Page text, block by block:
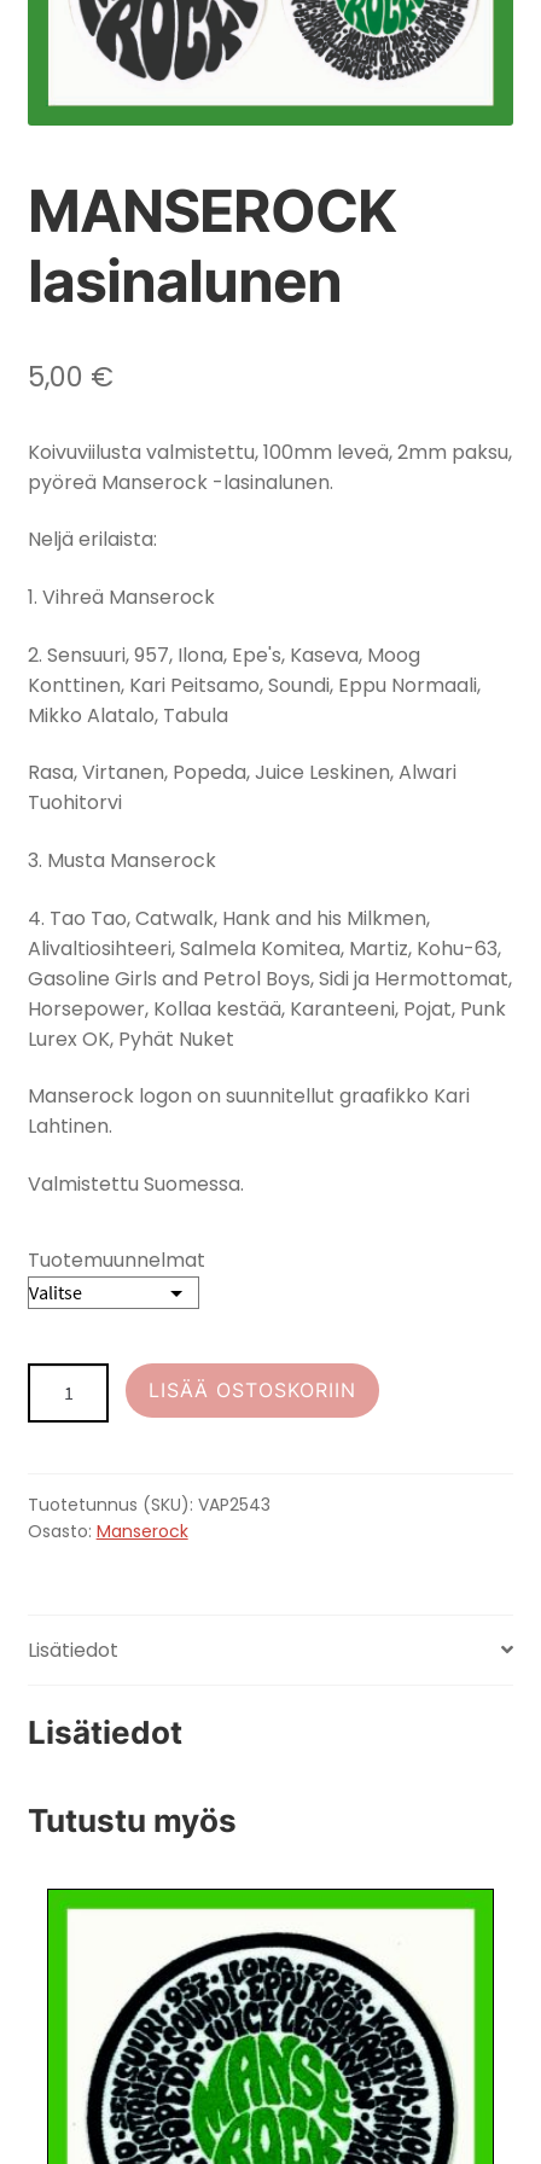
MANSEROCK
lasinalunen
5,00 €
Koivuviilusta valmistettu, 100mm leveä, 2mm paksu,
pyöreä Manserock -lasinalunen.
Neljä erilaista:
1. Vihreä Manserock
2. Sensuuri, 957, Ilona, Epe's, Kaseva, Moog
Konttinen, Kari Peitsamo, Soundi, Eppu Normaali,
Mikko Alatalo, Tabula
Rasa, Virtanen, Popeda, Juice Leskinen, Alwari
Tuohitorvi
3. Musta Manserock
4. Tao Tao, Catwalk, Hank and his Milkmen,
Alivaltiosihteeri, Salmela Komitea, Martiz, Kohu-63,
Gasoline Girls and Petrol Boys, Sidi ja Hermottomat,
Horsepower, Kollaa kestää, Karanteeni, Pojat, Punk
Lurex OK, Pyhät Nuket
Manserock logon on suunnitellut graafikko Kari
Lahtinen.
Valmistettu Suomessa.
Tuotemuunnelmat
MANSEROCK
lasinalunen
LISÄÄ OSTOSKORIIN
Tuotetunnus (SKU): VAP2543
Osasto: Manserock
Lisätiedot
Lisätiedot
Tutustu myös
Tällä
useampi
muunnelma.
tehdä
valinnat
tuotteen